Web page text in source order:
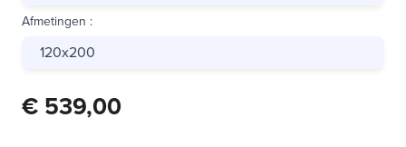
Afmetingen :
120x200
€ 539,00